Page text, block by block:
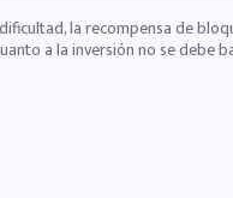
la recompensa de
a la inversión no se debe